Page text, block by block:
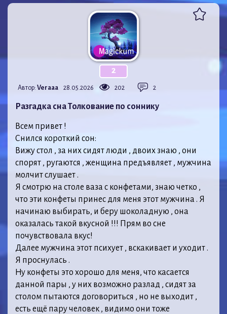
2
Автор: Veraaa 28.05.2026 202 2
Разгадка сна Толкование по соннику
Всем привет !
Снился короткий сон:
Вижу стол , за них сидят люди , двоих знаю , они
спорят , ругаются , женщина предъявляет , мужчина
молчит слушает .
Я смотрю на столе ваза с конфетами, знаю четко ,
что эти конфеты принес для меня этот мужчина . Я
начинаю выбирать, и беру шоколадную , она
оказалась такой вкусной !!! Прям во сне
почувствовала вкус!
Далее мужчина этот психует , вскакивает и уходит .
Я проснулась .
Ну конфеты это хорошо для меня, что касается
данной пары , у них возможно разлад , сидят за
столом пытаются договориться , но не выходит ,
есть ещё пару человек , видимо они тоже